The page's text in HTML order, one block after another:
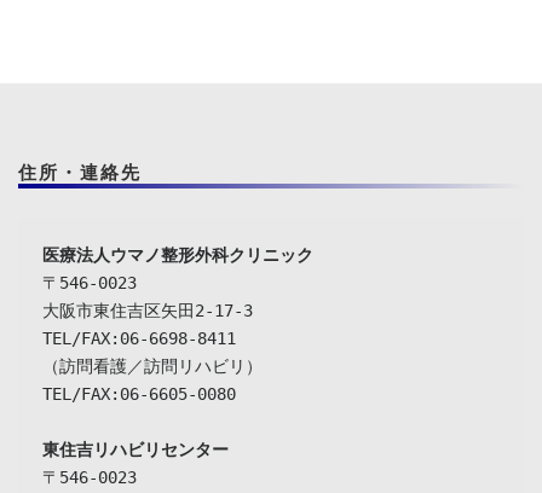
住所・連絡先
〒546-0023
大阪市東住吉区矢田2-17-3
TEL/FAX:06-6698-8411
（訪問看護／訪問リハビリ）
TEL/FAX:06-6605-0080
東住吉リハビリセンター
〒546-0023